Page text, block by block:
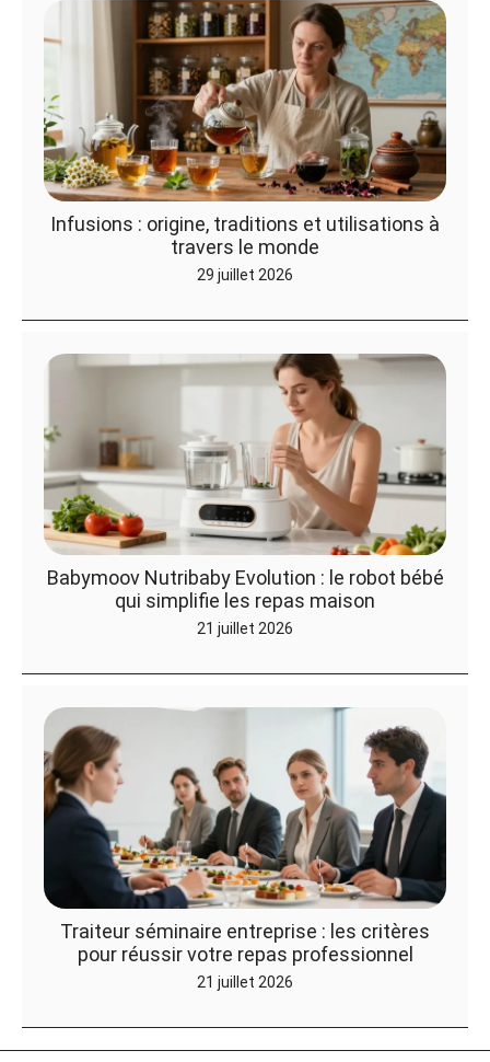
Infusions : origine, traditions et utilisations à
travers le monde
29 juillet 2026
Babymoov Nutribaby Evolution : le robot bébé
qui simplifie les repas maison
21 juillet 2026
Traiteur séminaire entreprise : les critères
pour réussir votre repas professionnel
21 juillet 2026